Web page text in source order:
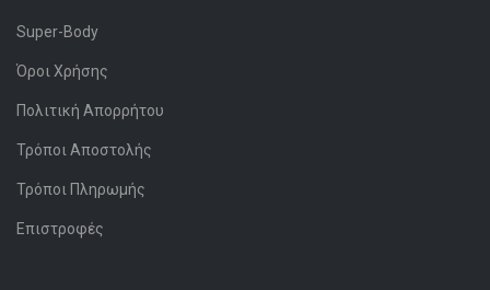
Super-Body
Όροι Χρήσης
Πολιτική Απορρήτου
Τρόποι Αποστολής
Τρόποι Πληρωμής
Επιστροφές